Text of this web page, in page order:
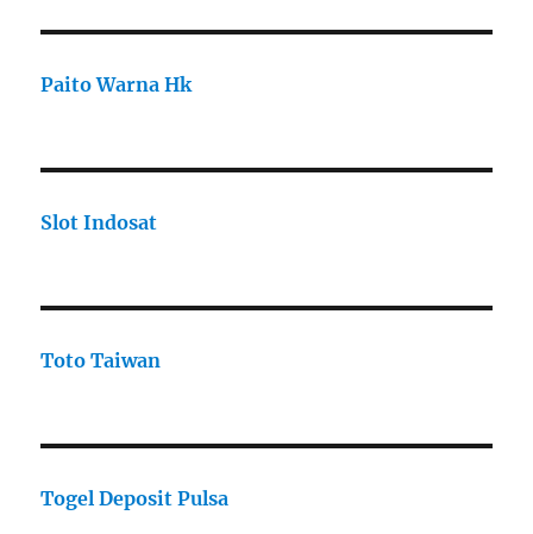
Paito Warna Hk
Slot Indosat
Toto Taiwan
Togel Deposit Pulsa